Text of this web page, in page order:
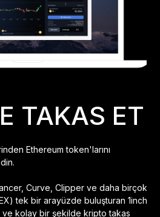
Klasikler
atın
TAKAS ET
Ethereum token'larını
Curve, Clipper ve daha birçok
tek bir arayüzde buluşturan 1inch
ve kolay bir şekilde kripto takas